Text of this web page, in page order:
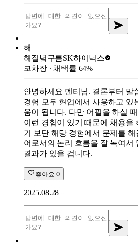
해
해질녘구름SK하이닉스
코차장 ∙ 채택률 64%
안녕하세요 멘티님. 결론부터 말
경험 모두 현업에서 사용하고 있
움이 됩니다. 다만 어필을 하실
이런 경험이 있기 때문에 채용을
기 보단 해당 경험에서 문제를 해
어로서의 논리 흐름을 잘 녹여서
결과가 있을 겁니다.
좋아요 0
2025.08.28